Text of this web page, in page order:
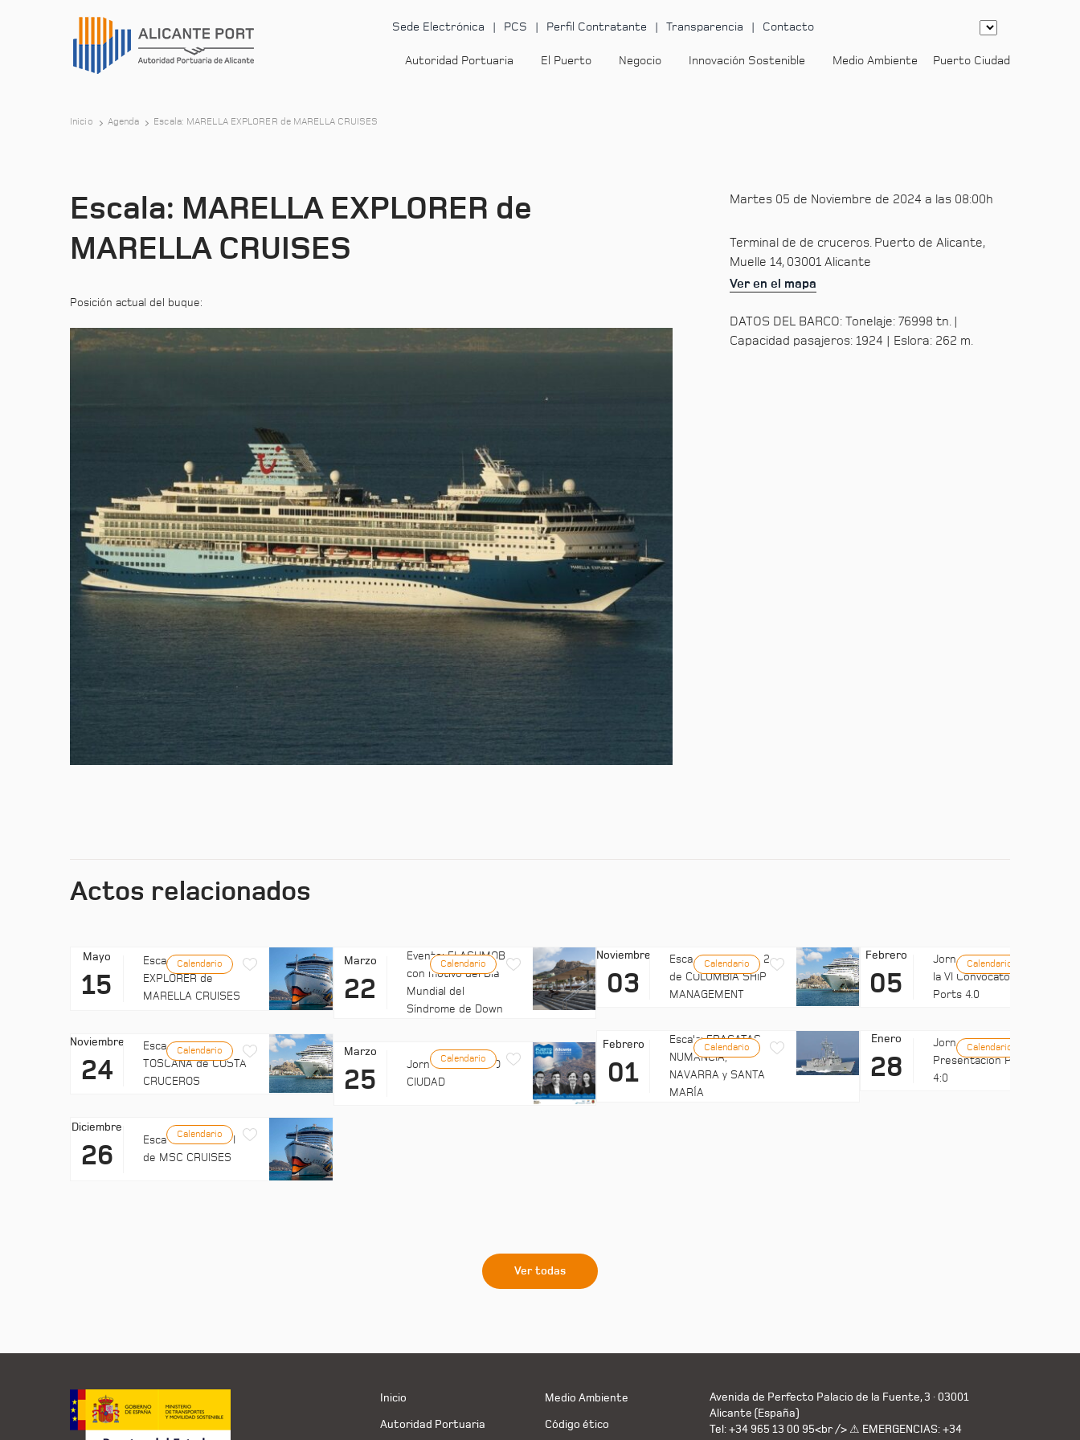
Sede Electrónica PCS Perfil Contratante Transparencia Contacto
Autoridad Portuaria El Puerto Negocio Innovación Sostenible Medio Ambiente Puerto Ciudad
Inicio Agenda Escala: MARELLA EXPLORER de MARELLA CRUISES
Escala: MARELLA EXPLORER de
MARELLA CRUISES
Posición actual del buque:
Martes 05 de Noviembre de 2024 a las 08:00h
Terminal de de cruceros. Puerto de Alicante,
Muelle 14, 03001 Alicante
Ver en el mapa
DATOS DEL BARCO: Tonelaje: 76998 tn. |
Capacidad pasajeros: 1924 | Eslora: 262 m.
Actos relacionados
Mayo
15
Escala: MARELLA
EXPLORER de
MARELLA CRUISES
Calendario
Noviembre
24
Escala: COSTA
TOSCANA de COSTA
CRUCEROS
Calendario
Diciembre
26
Escala: EXPLORA II
de MSC CRUISES
Calendario
Marzo
22
Evento: FLASHMOB
con motivo del Día
Mundial del
Síndrome de Down
Calendario
Marzo
25
Jornadas: PUERTO
CIUDAD
Calendario
Noviembre
03
Escala: CLUB MED 2
de COLUMBIA SHIP
MANAGEMENT
Calendario
Febrero
01
Escala: FRAGATAS
NUMANCIA,
NAVARRA y SANTA
MARÍA
Calendario
Febrero
05
Jornada: Difusión de
la VI Convocatoria de
Ports 4.0
Calendario
Enero
28
Jornadas UMH:
Presentación Ports
4:0
Calendario
Ver todas
Inicio
Autoridad Portuaria
Medio Ambiente
Código ético
Avenida de Perfecto Palacio de la Fuente, 3 · 03001
Alicante (España)
Tel: +34 965 13 00 95<br /> ⚠ EMERGENCIAS: +34